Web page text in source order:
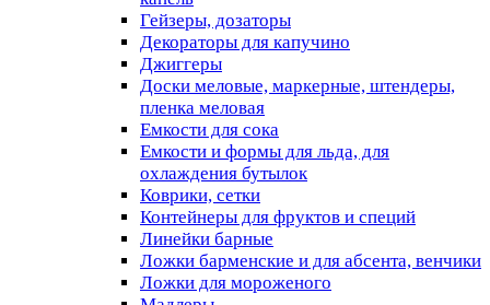
Гейзеры, дозаторы
Декораторы для капучино
Джиггеры
Доски меловые, маркерные, штендеры,
пленка меловая
Емкости для сока
Емкости и формы для льда, для
охлаждения бутылок
Коврики, сетки
Контейнеры для фруктов и специй
Линейки барные
Ложки барменские и для абсента, венчики
Ложки для мороженого